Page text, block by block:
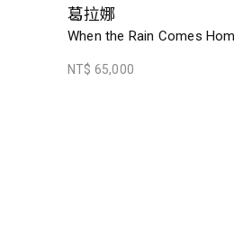
葛拉娜
When the Rain Comes
NT$ 65,000